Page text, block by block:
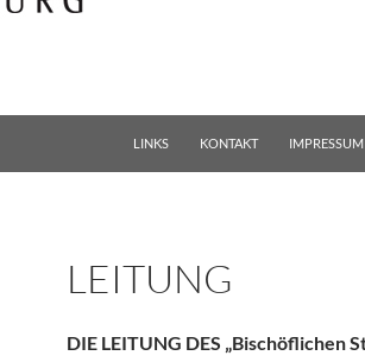
LINKS KONTAKT IMPRESSUM
LEITUNG
DIE LEITUNG DES „Bischöflichen